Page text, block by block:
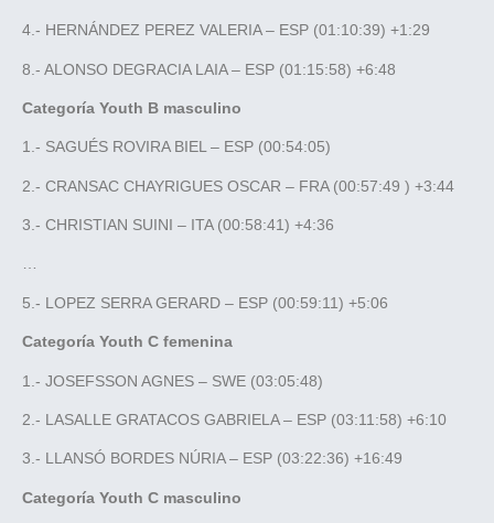
4.- HERNÁNDEZ PEREZ VALERIA – ESP (01:10:39) +1:29
8.- ALONSO DEGRACIA LAIA – ESP (01:15:58) +6:48
Categoría Youth B masculino
1.- SAGUÉS ROVIRA BIEL – ESP (00:54:05)
2.- CRANSAC CHAYRIGUES OSCAR – FRA (00:57:49 ) +3:44
3.- CHRISTIAN SUINI – ITA (00:58:41) +4:36
…
5.- LOPEZ SERRA GERARD – ESP (00:59:11) +5:06
Categoría Youth C femenina
1.- JOSEFSSON AGNES – SWE (03:05:48)
2.- LASALLE GRATACOS GABRIELA – ESP (03:11:58) +6:10
3.- LLANSÓ BORDES NÚRIA – ESP (03:22:36) +16:49
Categoría Youth C masculino